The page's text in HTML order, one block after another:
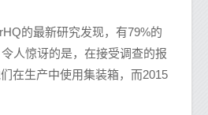
的最新研究发现，有79%的
人惊讶的是，在接受调查的报
在生产中使用集装箱，而2015